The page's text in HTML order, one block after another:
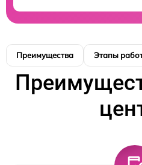
Преимущества Этапы